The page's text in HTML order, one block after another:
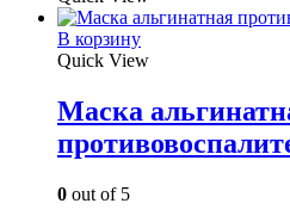
В корзину
Quick View
Маска
0 out of 5